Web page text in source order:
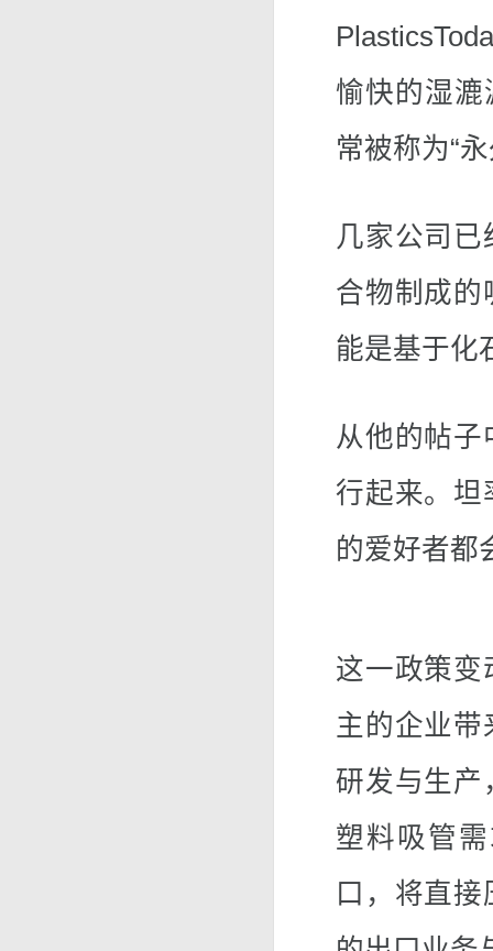
愉快的湿
常被称为“
几家公司
合物制成的
能是基于化
从他的帖
行起来。坦
的爱好者都
这一政策变
主的企业
研发与生产
塑料吸管
口，将直